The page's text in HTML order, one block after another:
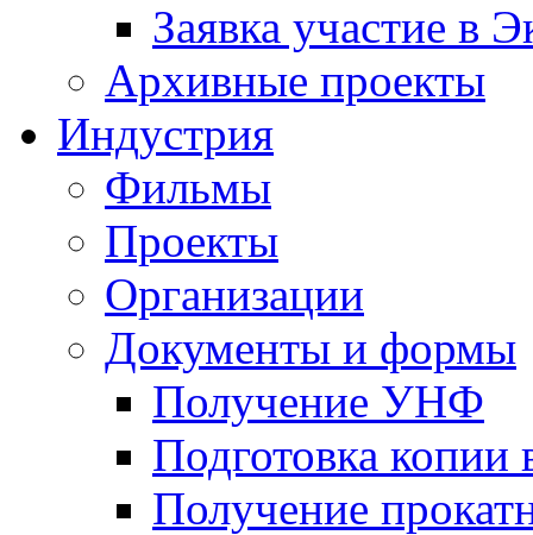
Заявка участие в
Архивные проекты
Индустрия
Фильмы
Проекты
Организации
Документы и формы
Получение УНФ
Подготовка копии
Получение